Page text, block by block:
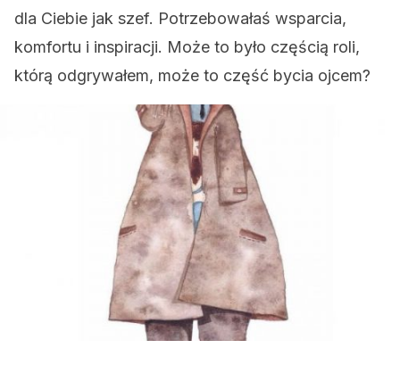
dla Ciebie jak szef. Potrzebowałaś wsparcia,
komfortu i inspiracji. Może to było częścią roli,
którą odgrywałem, może to część bycia ojcem?